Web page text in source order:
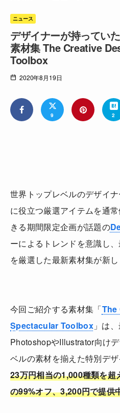
ニュース
デザイナーが持ってい
素材集 The Creative
Toolbox
2020年8月19日
9 2
世界トップレベルのデザイ
に役立つ厳選アイテムを通
きる期間限定企画が話題の
ーによるトレンドを意識し
を厳選した最新素材集が新し
今回ご紹介する素材集「The
Spectacular Toolbox 」は
PhotoshopやIllustrator向け
ベルの素材を揃えた特別デ
23万円相当の1,000種類を超
の99%オフ、3,200円で提供